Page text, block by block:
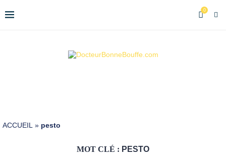
0
ACCUEIL » pesto
MOT CLÉ : PESTO